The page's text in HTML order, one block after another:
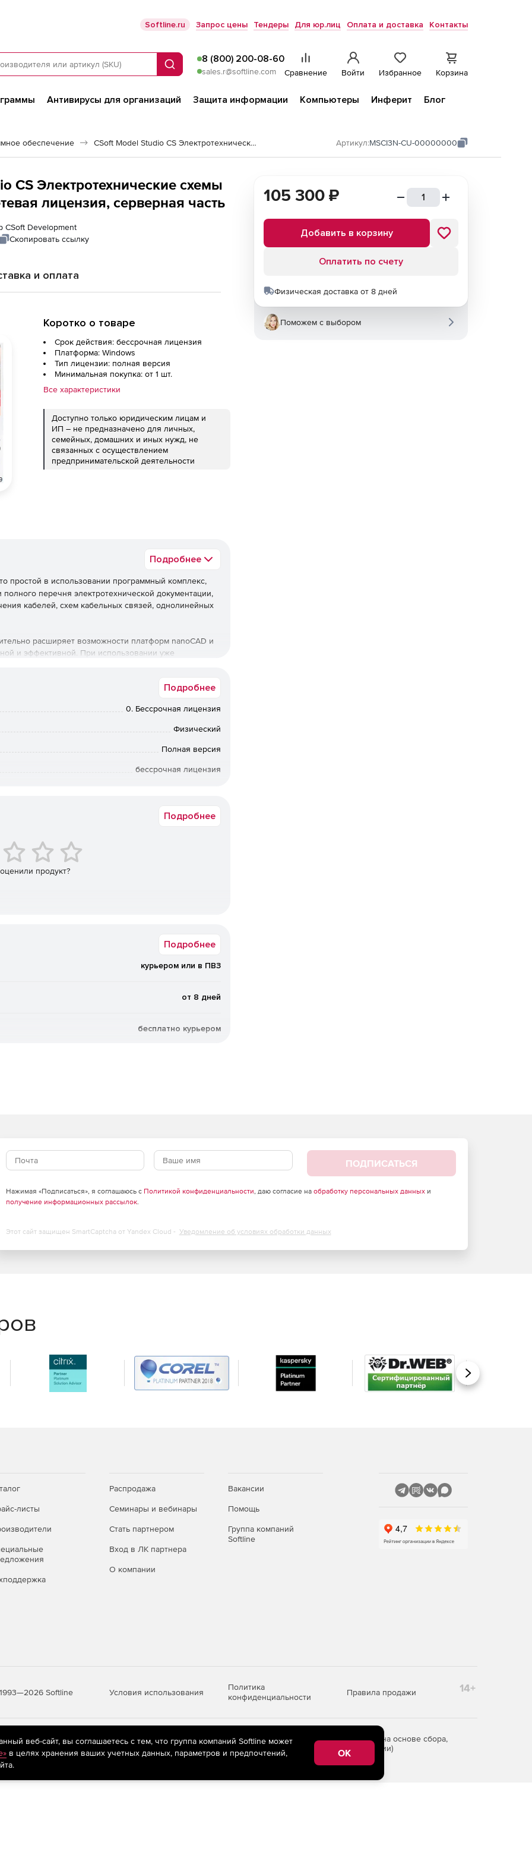
Softline.ru Запрос цены Тендеры Для юр.лиц Оплата и доставка Контакты
Поиск
8 (800) 200-08-60
sales.r@softline.com Сравнение Войти Избранное Корзина
Антивирусы для организаций Защита информации Компьютеры Инферит
Блог
обеспечение CSoft Model Studio CS Электротехнические схемы Артикул:MSCI3N-CU-00000000
CS Электротехнические схемы
лицензия, серверная часть
CSoft Development
Скопировать ссылку
и оплата
Коротко о товаре
Срок действия: бессрочная лицензия
Платформа: Windows
Тип лицензии: полная версия
Минимальная покупка: от 1 шт.
Все характеристики
Доступно только юридическим лицам и
ИП – не предназначено для личных,
семейных, домашних и иных нужд, не
связанных с осуществлением
предпринимательской деятельности
Подробнее
простой в использовании программный комплекс,
перечня электротехнической документации,
кабелей, схем кабельных связей, однолинейных
расширяет возможности платформ nanoCAD и
и эффективной. При использовании уже
выгрузку данных любого содержания и сложности.
ряды клеммных зажимов и подключения
и инструментарий позволяет выпускать схемы
схем ИТС, а также однолинейных схем
Подробнее
0. Бессрочная лицензия
Физический
Полная версия
бессрочная лицензия
Подробнее
продукт?
Подробнее
курьером или в ПВЗ
от 8 дней
бесплатно курьером
105 300 ₽
Добавить в корзину
Оплатить по счету
Физическая доставка от 8 дней
Поможем с выбором
ПОДПИСАТЬСЯ
Нажимая «Подписаться», я соглашаюсь с Политикой конфиденциальности, даю согласие на обработку персональных данныхи
получение информационных рассылок.
Этот сайт защищен SmartCaptcha от Yandex Cloud - Уведомление об условиях обработки данных
Вперед
листы
Распродажа
Семинары и вебинары
Стать партнером
Вход в ЛК партнера
О компании
Вакансии
Помощь
Группа компаний
Softline
Softline Условия использования
Политика
конфиденциальности
Правила продажи 14+
рекомендательные технологии(информационные технологии предоставления информации на основе сбора,
пользователей сети «Интернет», находящихся на территории Российской Федерации)
веб-сайт, вы соглашаетесь с тем, что группа компаний Softline может
в целях хранения ваших учетных данных, параметров и предпочтений,
OK